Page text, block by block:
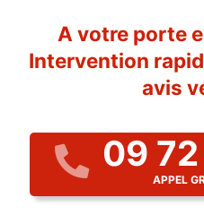
A votre porte
Intervention
avis
09
APPEL